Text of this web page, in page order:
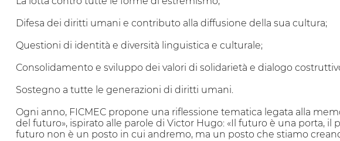
Difesa dei diritti umani e contributo alla diffusione della sua cultura;
Questioni di identità e diversità linguistica e culturale;
Consolidamento e sviluppo dei valori di solidarietà e dialogo
Sostegno a tutte le generazioni di diritti umani.
Ogni anno, FICMEC propone una riflessione tematica legata alla
del futuro», ispirato alle parole di Victor Hugo: «Il futuro è una porta, il
futuro non è un posto in cui andremo, ma un posto che stiamo